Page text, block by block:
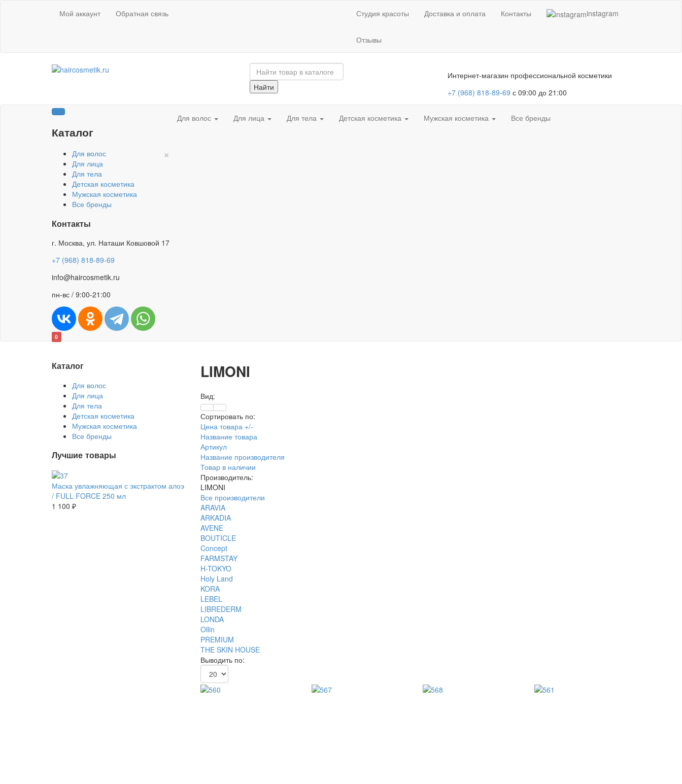
Мой аккаунт Обратная связь Студия красоты Доставка и оплата Контакты instagram
Отзывы
Найти
Интернет-магазин профессиональной косметики
+7 (968) 818-89-69 с 09:00 до 21:00
Каталог
×
Для волос
Для лица
Для тела
Детская косметика
Мужская косметика
Все бренды
Контакты
г. Москва, ул. Наташи Ковшовой 17
+7 (968) 818-89-69
info@haircosmetik.ru
пн-вс / 9:00-21:00
Для волос Для лица Для тела Детская косметика Мужская косметика Все бренды
0
LIMONI
Вид:
Сортировать по:
Цена товара +/-
Название товара
Артикул
Название производителя
Товар в наличии
Производитель:
LIMONI
Все производители
ARAVIA
ARKADIA
AVENE
BOUTICLE
Concept
FARMSTAY
H-TOKYO
Holy Land
KORA
LEBEL
LIBREDERM
LONDA
Ollin
PREMIUM
THE SKIN HOUSE
Выводить по:
Каталог
Для волос
Для лица
Для тела
Детская косметика
Мужская косметика
Все бренды
Лучшие товары
Маска увлажняющая с экстрактом алоэ
/ FULL FORCE 250 мл
1 100 ₽